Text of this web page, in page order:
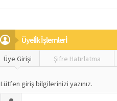
Üyeli̇k İşlemleri̇
Üye Girişi Şifre Hatırlatma
Lütfen giriş bilgilerinizi yazınız.